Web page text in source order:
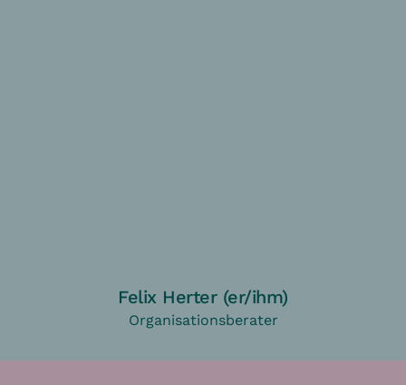
Felix Herter (er/ihm)
Organisationsberater